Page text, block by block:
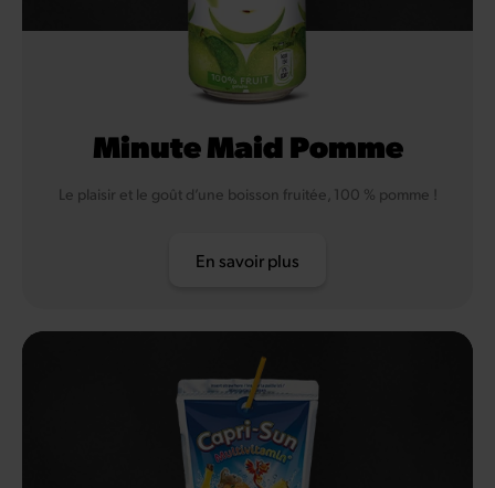
Minute Maid Pomme
Le plaisir et le goût d’une boisson fruitée, 100 % pomme !
En savoir plus